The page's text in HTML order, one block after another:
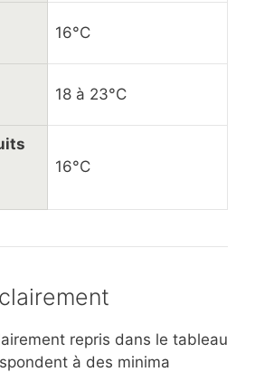
16°C
18 à 23°C
16°C
repris dans le tableau
à des minima